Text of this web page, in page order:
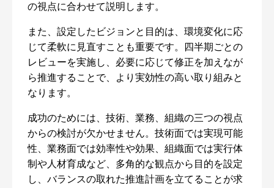
の視点に合わせて説明します。
また、設定したビジョンと目的は、環境変化に応
じて柔軟に見直すことも重要です。四半期ごとの
レビューを実施し、必要に応じて修正を加えなが
ら推進することで、より実効性の高い取り組みと
なります。
成功のためには、技術、業務、組織の三つの視点
からの検討が欠かせません。技術面では実現可能
性、業務面では効率性や効果、組織面では実行体
制や人材育成など、多角的な観点から目的を設定
し、バランスの取れた推進計画を立てることが求